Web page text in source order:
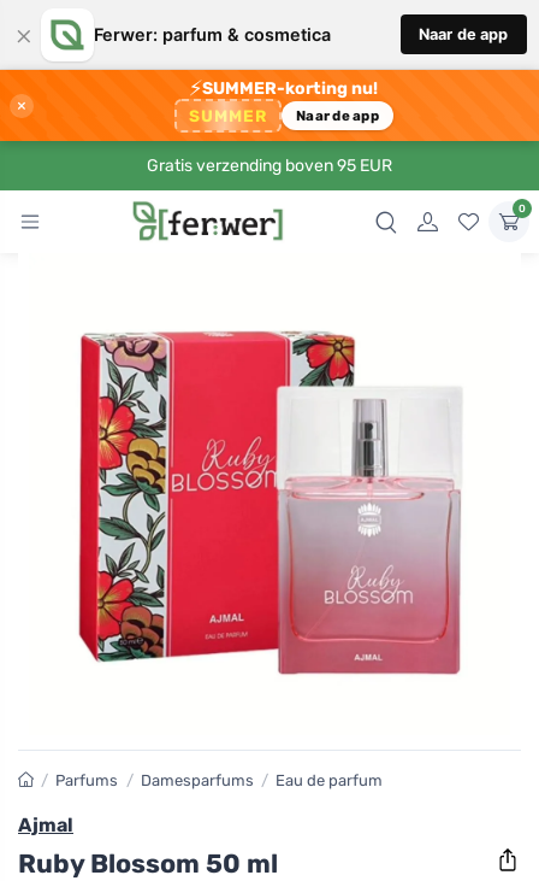
× Ferwer: parfum & cosmetica Naar de app
×
⚡SUMMER-korting nu!
SUMMER Naar de app
Gratis verzending boven 95 EUR
0
/ Parfums / Damesparfums / Eau de parfum
Ajmal
Ruby Blossom 50 ml